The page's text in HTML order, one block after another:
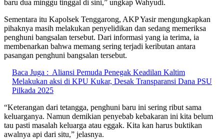
baru dua minggu tinggal di sini,” ungkap Wahyudi.
Sementara itu Kapolsek Tenggarong, AKP Yasir mengungkapkan
pihaknya masih melakukan penyelidikan dan sedang memeriksa
penghuni bangsalan tersebut. Dari informasi yang ia terima, ia
membenarkan bahwa memang sering terjadi keributan antara
pasangan penghuni bangsalan tersebut.
Baca Juga : Aliansi Pemuda Penegak Keadilan Kaltim
Melakukan aksi di KPU Kukar, Desak Transparansi Dana PSU
Pilkada 2025
“Keterangan dari tetangga, penghuni baru ini sering ribut sama
keluarganya. Namun demikian penyebab kebakaran ini kita belum
tau pasti masalah keluarga atau eggak. Kita kan harus buktikan
awalnya api dari situ,” jelasnya.